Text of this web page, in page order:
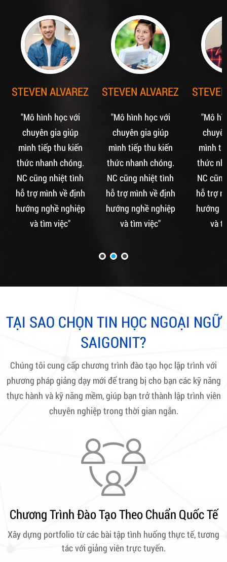
STEVEN ALVAREZ
"Mô hình học với
chuyên gia giúp
mình tiếp thu kiến
thức nhanh chóng.
NC cũng nhiệt tình
hỗ trợ mình về định
hướng nghề nghiệp
và tìm việc"
STEVEN ALVAREZ
"Mô hình học với
chuyên gia giúp
mình tiếp thu kiến
thức nhanh chóng.
NC cũng nhiệt tình
hỗ trợ mình về định
hướng nghề nghiệp
và tìm việc"
"Mô
mình
thức
NC
hỗ trợ
hướng
và
TẠI SAO CHỌN TIN HỌC NGOẠI NGỮ
SAIGONIT?
Chúng tôi cung cấp chương trình đào tạo học lập trình với
phương pháp giảng dạy mới để trang bị cho bạn các kỹ năng
thực hành và kỹ năng mềm, giúp bạn trở thành lập trình viên
chuyên nghiệp trong thời gian ngắn.
Chương Trình Đào Tạo Theo Chuẩn Quốc Tế
Xây dựng portfolio từ các bài tập tình huống thực tế, tương
tác với giảng viên trực tuyến.